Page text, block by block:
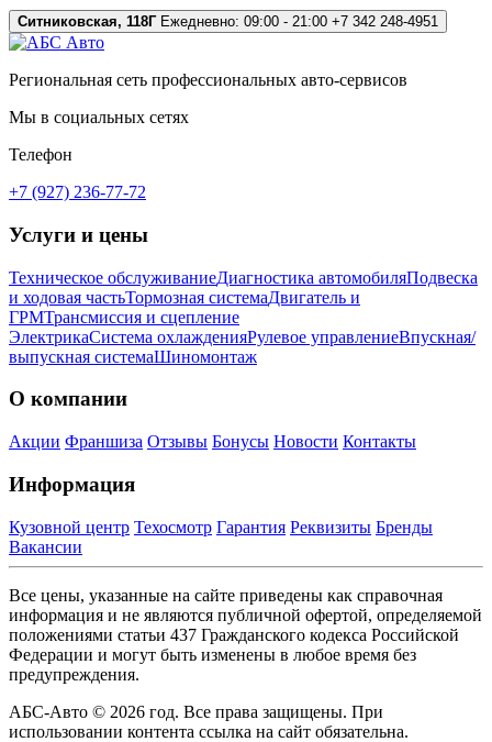
Ситниковская, 118ГЕжедневно: 09:00 - 21:00 +7 342 248-4951
Региональная сеть профессиональных авто-сервисов
Мы в социальных сетях
Телефон
+7 (927) 236-77-72
Услуги и цены
Техническое обслуживаниеДиагностика автомобиляПодвеска
и ходовая частьТормозная системаДвигатель и
ГРМТрансмиссия и сцепление
ЭлектрикаСистема охлажденияРулевое управлениеВпускная/
выпускная системаШиномонтаж
О компании
Акции Франшиза Отзывы Бонусы Новости Контакты
Информация
Кузовной центр Техосмотр Гарантия Реквизиты Бренды
Вакансии
Все цены, указанные на сайте приведены как справочная
информация и не являются публичной офертой, определяемой
положениями статьи 437 Гражданского кодекса Российской
Федерации и могут быть изменены в любое время без
предупреждения.
АБС-Авто © 2026 год. Все права защищены. При
использовании контента ссылка на сайт обязательна.